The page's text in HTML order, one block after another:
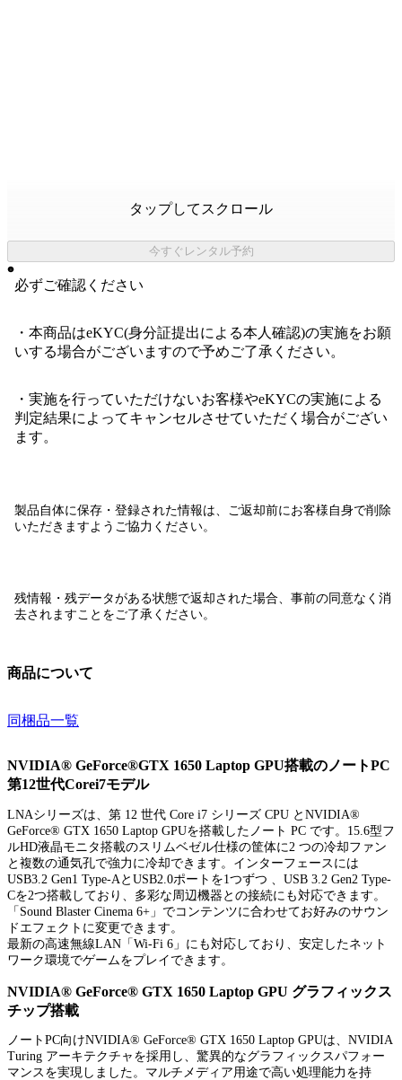
タップしてスクロール
今すぐレンタル予約
必ずご確認ください
・本商品はeKYC(身分証提出による本人確認)の実施をお願
いする場合がございますので予めご了承ください。
・実施を行っていただけないお客様やeKYCの実施による
判定結果によってキャンセルさせていただく場合がござい
ます。
製品自体に保存・登録された情報は、 ご返却前にお客様自身で削除
いただきますようご協力ください。
残情報・残データがある状態で返却された場合、 事前の同意なく消
去されますことをご了承ください。
商品について
同梱品一覧
NVIDIA® GeForce®GTX 1650 Laptop GPU搭載のノートPC
第12世代Corei7モデル
LNAシリーズは、第 12 世代 Core i7 シリーズ CPU とNVIDIA®
GeForce® GTX 1650 Laptop GPUを搭載したノート PC です。15.6型フ
ルHD液晶モニタ搭載のスリムベゼル仕様の筐体に2 つの冷却ファン
と複数の通気孔で強力に冷却できます。インターフェースには
USB3.2 Gen1 Type-AとUSB2.0ポートを1つずつ 、USB 3.2 Gen2 Type-
Cを2つ搭載しており、多彩な周辺機器との接続にも対応できます。
「Sound Blaster Cinema 6+」でコンテンツに合わせてお好みのサウン
ドエフェクトに変更できます。
最新の高速無線LAN「Wi-Fi 6」にも対応しており、安定したネット
ワーク環境でゲームをプレイできます。
NVIDIA® GeForce® GTX 1650 Laptop GPU グラフィックス
チップ搭載
ノートPC向けNVIDIA® GeForce® GTX 1650 Laptop GPUは、NVIDIA
Turing アーキテクチャを採用し、驚異的なグラフィックスパフォー
マンスを実現しました。マルチメディア用途で高い処理能力を持